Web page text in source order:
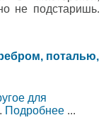
не подстаришь.
поталью,
для
Подробнее ...